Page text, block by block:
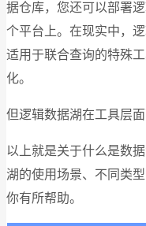
据仓库，您还可以部署
个平台上。在现实中，
适用于联合查询的特殊
化。
但逻辑数据湖在工具层
以上就是关于什么是数
湖的使用场景、不同类
你有所帮助。